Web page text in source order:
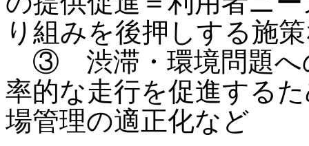
り組みを後押しする施
③ 渋滞・環境問題へ
率的な走行を促進する
場管理の適正化など